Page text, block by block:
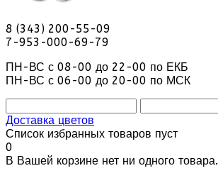
8 (343) 200-55-09
7-953-000-69-79
ПН-ВС с 08-00 до 22-00 по ЕКБ
ПН-ВС с 06-00 до 20-00 по МСК
Доставка цветов
Список избранных товаров пуст
0
В Вашей корзине нет ни одного товара.